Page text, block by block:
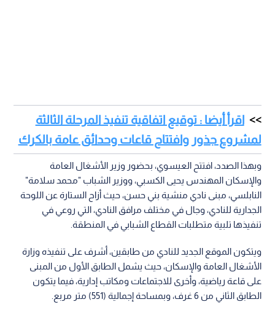
اقرأ أيضا : توقيع اتفاقية تنفيذ المرحلة الثالثة
لمشروع جذور وافتتاح قاعات وحدائق عامة بالكرك
وبهذا الصدد، افتتح العيسوي، بحضور وزير الأشغال العامة
والإسكان المهندس يحيى الكسبي، ووزير الشباب "محمد سلامة"
النابلسي، مبنى نادي منشية بني حسن، حيث أزاح الستارة عن اللوحة
الجدارية للنادي، وجال في مختلف مرافق النادي، التي روعي في
تنفيذها تلبية متطلبات القطاع الشبابي في المنطقة.
ويتكون الموقع الجديد للنادي من طابقين، أشرف على تنفيذه وزارة
الأشغال العامة والإسكان، حيث يشمل الطابق الأول من المبنى
على قاعة رياضية، وأخرى للاجتماعات ومكاتب إدارية، فيما يتكون
الطابق الثاني من 6 غرف، وبمساحة إجمالية (551) متر مربع.